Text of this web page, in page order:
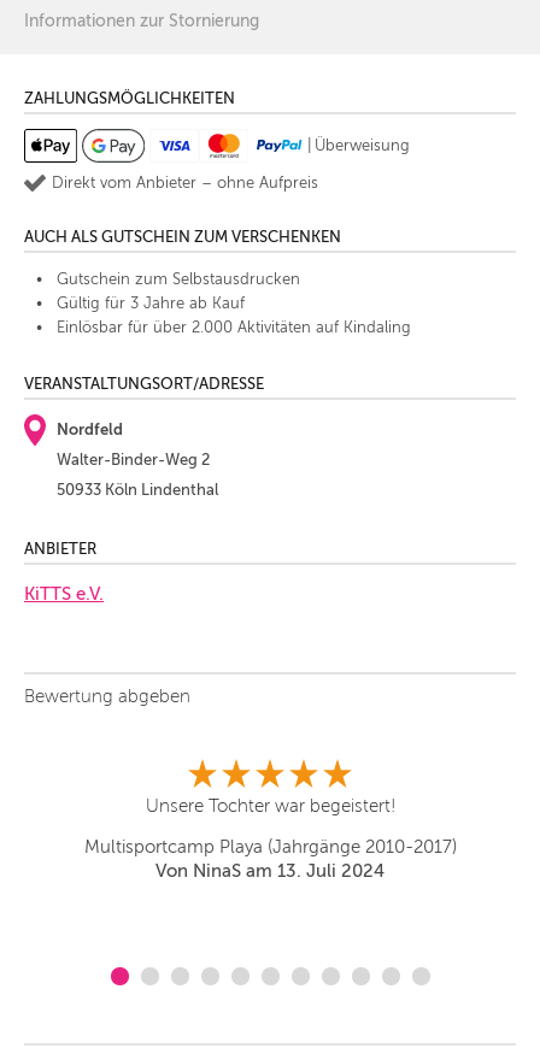
Informationen zur Stornierung
ZAHLUNGSMÖGLICHKEITEN
Überweisung
Direkt vom Anbieter – ohne Aufpreis
AUCH ALS GUTSCHEIN ZUM VERSCHENKEN
Gutschein zum Selbstausdrucken
Gültig für 3 Jahre ab Kauf
Einlösbar für über 2.000 Aktivitäten auf Kindaling
VERANSTALTUNGSORT/ADRESSE
Nordfeld
Walter-Binder-Weg 2
50933 Köln Lindenthal
ANBIETER
KiTTS e.V.
Bewertung abgeben
Unsere Tochter war begeistert!
Multisportcamp Playa (Jahrgänge 2010-2017)
Von NinaS am 13. Juli 2024